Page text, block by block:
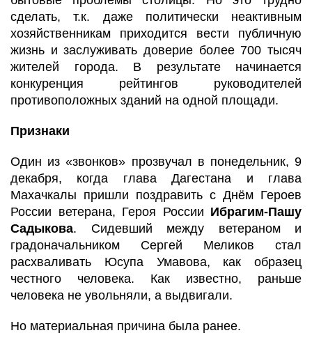
сделать, т.к. даже политически неактивным
хозяйственникам приходится вести публичную
жизнь и заслуживать доверие более 700 тысяч
жителей города. В результате начинается
конкуренция рейтингов руководителей
противоположных зданий на одной площади.
Признаки
Один из «звонков» прозвучал в понедельник, 9
декабря, когда глава Дагестана и глава
Махачкалы пришли поздравить с Днём Героев
России ветерана, Героя России Ибрагим-Пашу
Садыкова. Сидевший между ветераном и
градоначальником Сергей Меликов стал
расхваливать Юсупа Умавова, как образец
честного человека. Как известно, раньше
человека не увольняли, а выдвигали.
Но материальная причина была ранее.